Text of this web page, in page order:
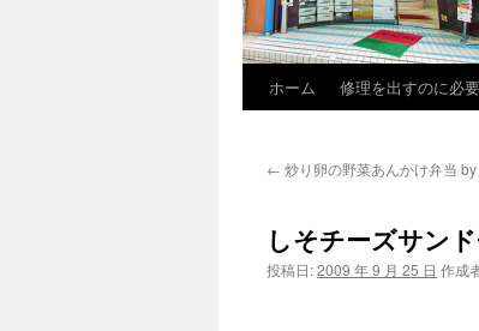
ホーム 修理を出すのに必
← 炒り卵の野菜あんかけ弁当
しそチーズサン
投稿日:2009 年 9 月 25 日 作成